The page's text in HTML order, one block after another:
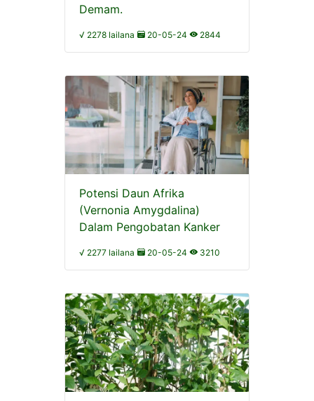
Demam.
√ 2278 lailana 20-05-24 2844
Potensi Daun Afrika
(Vernonia Amygdalina)
Dalam Pengobatan Kanker
√ 2277 lailana 20-05-24 3210